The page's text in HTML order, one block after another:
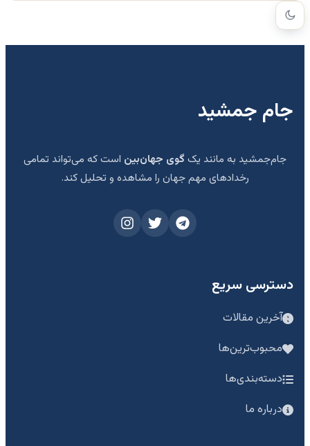
جام جمشید
جام‌جمشید به مانند یک گوی جهان‌بین است که می‌تواند تمامی
رخدادهای مهم جهان را مشاهده و تحلیل کند.
دسترسی سریع
آخرین مقالات
محبوب‌ترین‌ها
دسته‌بندی‌ها
درباره ما